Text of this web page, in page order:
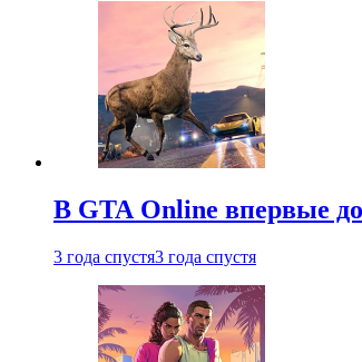
В GTA Online впервые
3 года спустя3 года спустя